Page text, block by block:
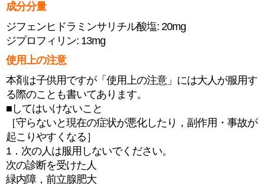
成分分量
ジフェンヒドラミンサリチル酸塩: 20mg
ジプロフィリン: 13mg
使用上の注意
本剤は子供用ですが「使用上の注意」には大人が服用す
る際のことも書いてあります。
■してはいけないこと
［守らないと現在の症状が悪化したり，副作用・事故が
起こりやすくなる］
1．次の人は服用しないでください。
次の診断を受けた人
緑内障，前立腺肥大